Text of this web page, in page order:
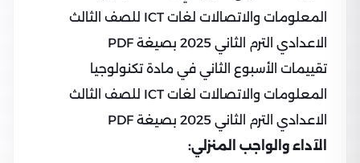
المعلومات والاتصالات لغات ICT للصف الثالث
الاعدادي الترم الثاني 2025 بصيغة PDF
تقييمات الأسبوع الثاني في مادة تكنولوجيا
المعلومات والاتصالات لغات ICT للصف الثالث
الاعدادي الترم الثاني 2025 بصيغة PDF
الآداء والواجب المنزلي: